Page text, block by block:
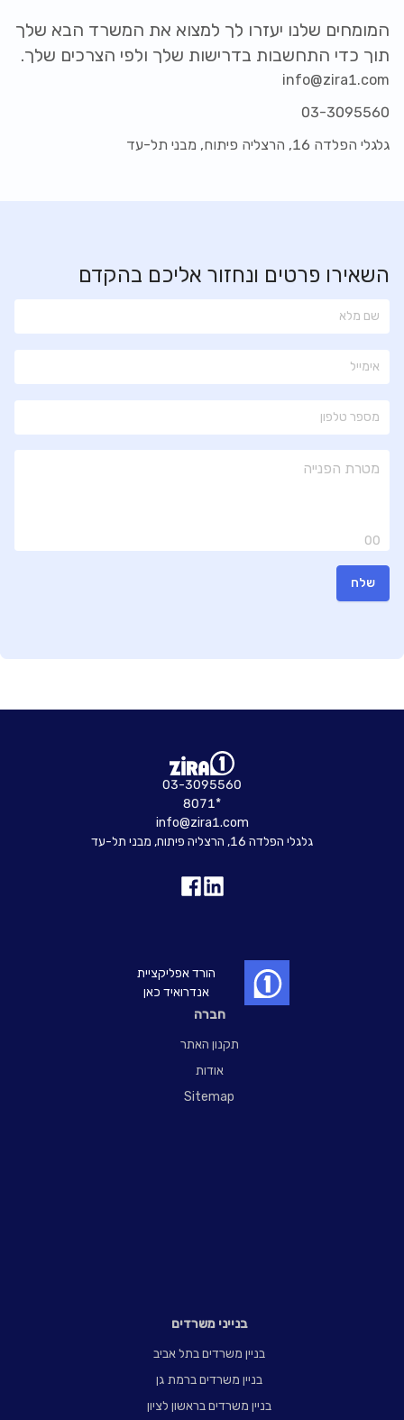
המומחים שלנו יעזרו לך למצוא את המשרד הבא שלך
תוך כדי התחשבות בדרישות שלך ולפי הצרכים שלך.
info@zira1.com
03-3095560
גלגלי הפלדה 16, הרצליה פיתוח, מבני תל-עד
השאירו פרטים ונחזור אליכם בהקדם
00
שלח
חברה
תקנון האתר
אודות
Sitemap
בנייני משרדים
בניין משרדים בתל אביב
בניין משרדים ברמת גן
בניין משרדים בראשון לציון
03-3095560
8071*
info@zira1.com
גלגלי הפלדה 16, הרצליה פיתוח, מבני תל-עד
הורד אפליקציית
אנדרואיד כאן